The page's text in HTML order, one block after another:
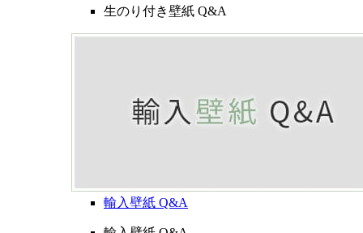
生のり付き壁紙 Q&A
輸入壁紙 Q&A